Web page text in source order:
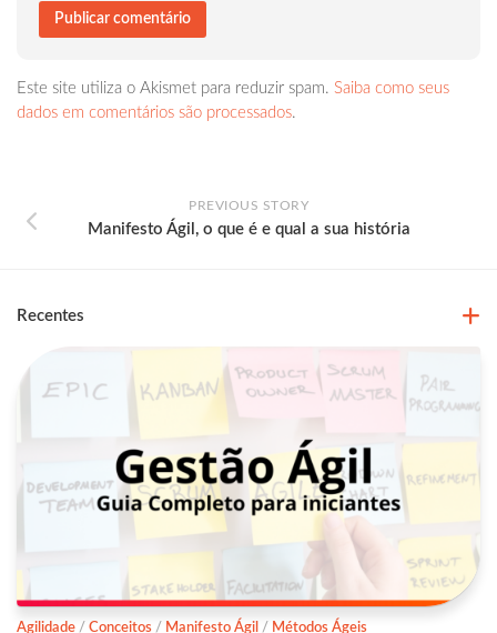
Este site utiliza o Akismet para reduzir spam. Saiba como seus
dados em comentários são processados.
PREVIOUS STORY
Manifesto Ágil, o que é e qual a sua história
Recentes
Agilidade / Conceitos / Manifesto Ágil / Métodos Ágeis